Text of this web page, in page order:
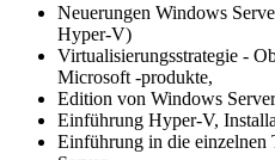
Neuerungen Windows
Hyper-V)
Virtualisierungsstrategie -
Microsoft -produkte,
Edition von Windows
Einführung Hyper-V,
Einführung in die